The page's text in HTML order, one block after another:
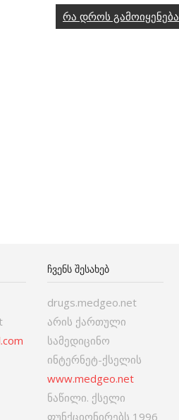
რა დროს გამოიყენება
ᲩᲕᲔᲜᲡ ᲨᲔᲡᲐᲮᲔᲑ
drugs.medgeo.net
არის ქართული
სამედიცინო
ინტერნეტ-ქსელის
www.medgeo.net
ნაწილი. ქსელი
ფუნქციონირებს 1996